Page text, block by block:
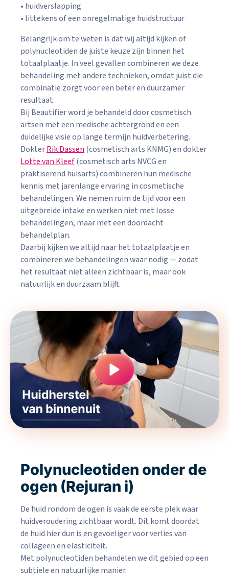
• huidverslapping
• littekens of een onregelmatige huidstructuur
Belangrijk om te weten is dat wij altijd kijken of
polynucleotiden de juiste keuze zijn binnen het
totaalplaatje. In veel gevallen combineren we deze
behandeling met andere technieken, omdat juist die
combinatie zorgt voor een beter en duurzamer
resultaat.
Bij Beautifier word je behandeld door cosmetisch
artsen met een medische achtergrond en een
duidelijke visie op lange termijn huidverbetering.
DokterRik Dassen(cosmetisch arts KNMG) en dokter
Lotte van Kleef(cosmetisch arts NVCG en
praktiserend huisarts) combineren hun medische
kennis met jarenlange ervaring in cosmetische
behandelingen. We nemen ruim de tijd voor een
uitgebreide intake en werken niet met losse
behandelingen, maar met een doordacht
behandelplan.
Daarbij kijken we altijd naar het totaalplaatje en
combineren we behandelingen waar nodig — zodat
het resultaat niet alleen zichtbaar is, maar ook
natuurlijk en duurzaam blijft.
Polynucleotiden onder de
ogen (Rejuran i)
De huid rondom de ogen is vaak de eerste plek waar
huidveroudering zichtbaar wordt. Dit komt doordat
de huid hier dun is en gevoeliger voor verlies van
collageen en elasticiteit.
Met polynucleotiden behandelen we dit gebied op een
subtiele en natuurlijke manier.